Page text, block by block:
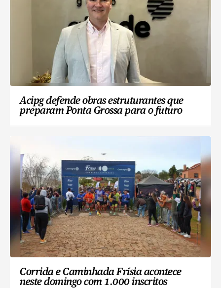
Acipg defende obras estruturantes que
preparam Ponta Grossa para o futuro
Corrida e Caminhada Frísia acontece
neste domingo com 1.000 inscritos